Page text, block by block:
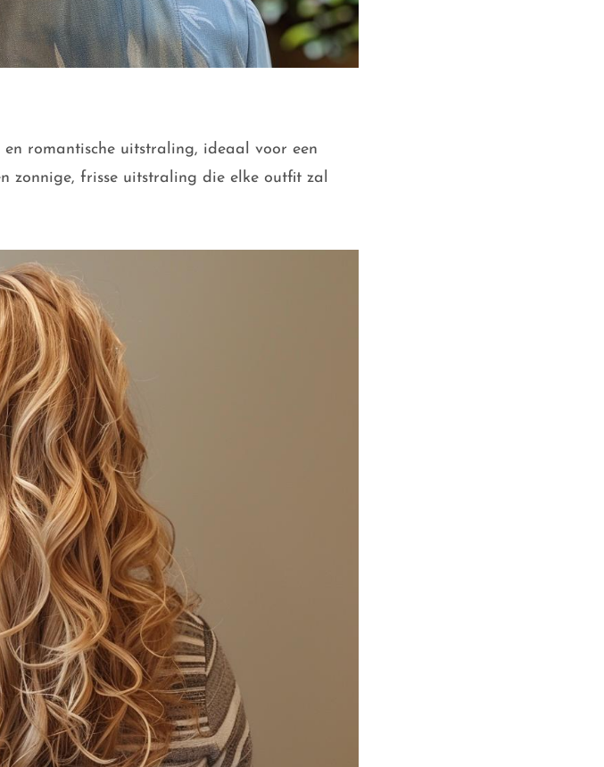
en romantische uitstraling, ideaal voor een
zonnige, frisse uitstraling die elke outfit zal